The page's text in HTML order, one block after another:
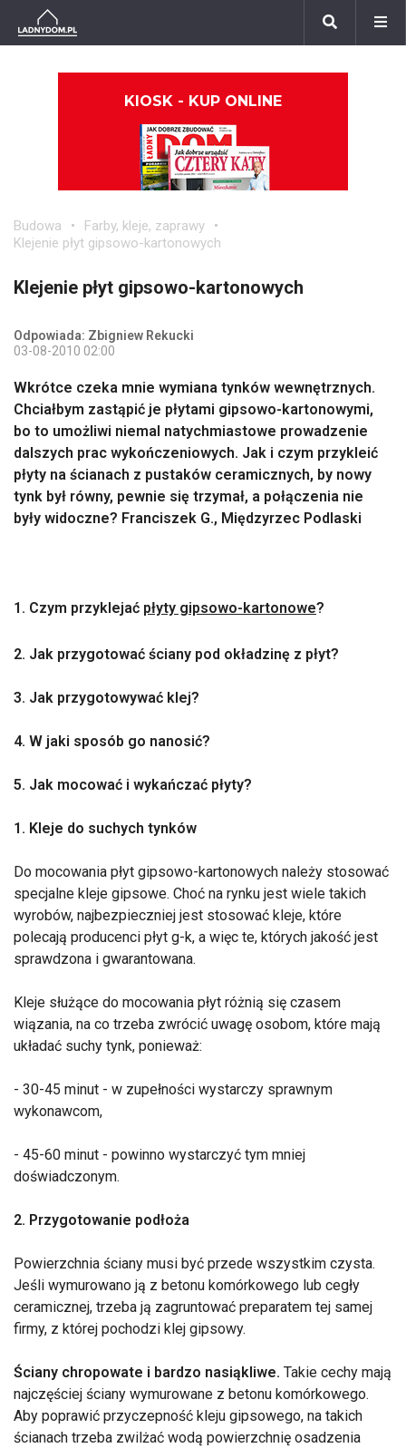
KIOSK - KUP ONLINE
Budowa
Farby, kleje, zaprawy
Klejenie płyt gipsowo-kartonowych
Klejenie płyt gipsowo-kartonowych
Odpowiada: Zbigniew Rekucki
03-08-2010 02:00
Wkrótce czeka mnie wymiana tynków wewnętrznych.
Chciałbym zastąpić je płytami gipsowo-kartonowymi,
bo to umożliwi niemal natychmiastowe prowadzenie
dalszych prac wykończeniowych. Jak i czym przykleić
płyty na ścianach z pustaków ceramicznych, by nowy
tynk był równy, pewnie się trzymał, a połączenia nie
były widoczne? Franciszek G., Międzyrzec Podlaski
1. Czym przyklejać płyty gipsowo-kartonowe?
2. Jak przygotować ściany pod okładzinę z płyt?
3. Jak przygotowywać klej?
4. W jaki sposób go nanosić?
5. Jak mocować i wykańczać płyty?
1. Kleje do suchych tynków
Do mocowania płyt gipsowo-kartonowych należy stosować
specjalne kleje gipsowe. Choć na rynku jest wiele takich
wyrobów, najbezpieczniej jest stosować kleje, które
polecają producenci płyt g-k, a więc te, których jakość jest
sprawdzona i gwarantowana.
Kleje służące do mocowania płyt różnią się czasem
wiązania, na co trzeba zwrócić uwagę osobom, które mają
układać suchy tynk, ponieważ:
- 30-45 minut - w zupełności wystarczy sprawnym
wykonawcom,
- 45-60 minut - powinno wystarczyć tym mniej
doświadczonym.
2. Przygotowanie podłoża
Powierzchnia ściany musi być przede wszystkim czysta.
Jeśli wymurowano ją z betonu komórkowego lub cegły
ceramicznej, trzeba ją zagruntować preparatem tej samej
firmy, z której pochodzi klej gipsowy.
Ściany chropowate i bardzo nasiąkliwe. Takie cechy mają
najczęściej ściany wymurowane z betonu komórkowego.
Aby poprawić przyczepność kleju gipsowego, na takich
ścianach trzeba zwilżać wodą powierzchnię osadzenia